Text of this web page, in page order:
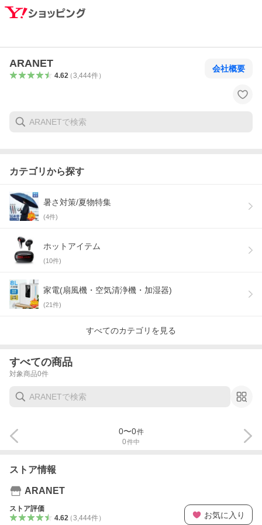
ARANET
4.62（3,444件）
会社概要
カテゴリから探す
暑さ対策/夏物特集
(4件)
ホットアイテム
(10件)
家電(扇風機・空気清浄機・加湿器)
(21件)
すべてのカテゴリを見る
すべての商品
対象商品0件
0件中
0〜0件
ストア情報
ARANET
ストア評価
4.62（3,444件） お気に入り